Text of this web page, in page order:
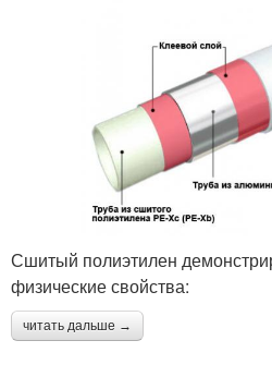
Сшитый полиэтилен
физические свойства:
читать дальше →